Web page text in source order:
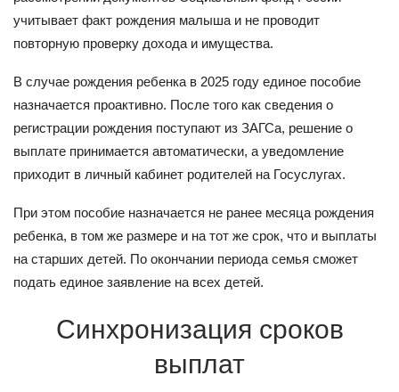
учитывает факт рождения малыша и не проводит
повторную проверку дохода и имущества.
В случае рождения ребенка в 2025 году единое пособие
назначается проактивно. После того как сведения о
регистрации рождения поступают из ЗАГСа, решение о
выплате принимается автоматически, а уведомление
приходит в личный кабинет родителей на Госуслугах.
При этом пособие назначается не ранее месяца рождения
ребенка, в том же размере и на тот же срок, что и выплаты
на старших детей. По окончании периода семья сможет
подать единое заявление на всех детей.
Синхронизация сроков
выплат